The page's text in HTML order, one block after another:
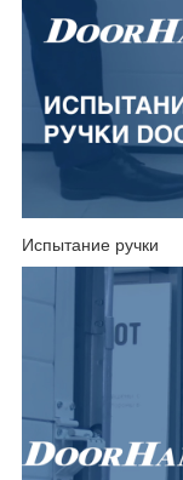
Испытание ручки